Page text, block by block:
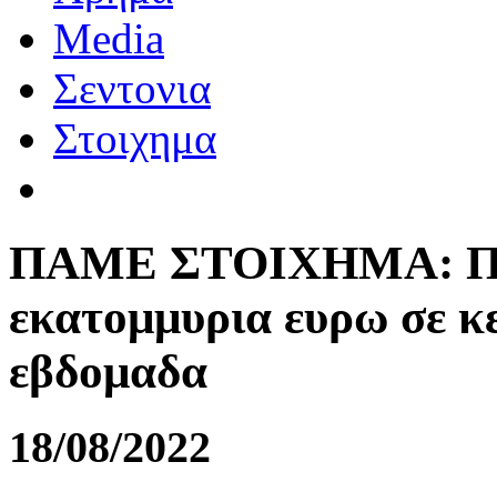
Media
Σεντονια
Στοιχημα
ΠΑΜΕ ΣΤΟΙΧΗΜΑ:
εκατομμυρια ευρω σε
εβδομαδα
18/08/2022